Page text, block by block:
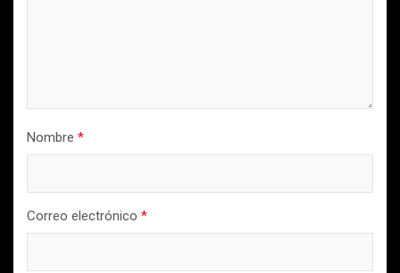
Nombre *
Correo electrónico *